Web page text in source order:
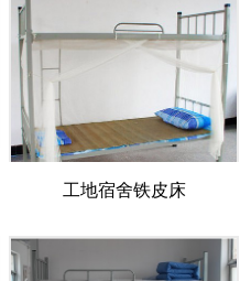
工地宿舍铁皮床